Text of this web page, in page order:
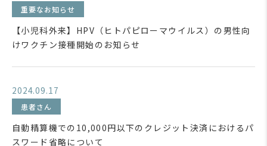
重要なお知らせ
【小児科外来】HPV（ヒトパピローマウイルス）の男性向
けワクチン接種開始のお知らせ
2024.09.17
患者さん
自動精算機での10,000円以下のクレジット決済におけるパ
スワード省略について